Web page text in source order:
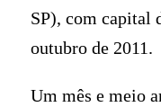
SP), com capital
outubro de 2011.
Um mês e meio